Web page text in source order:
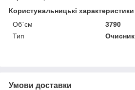
Користувальницькі характеристики
Об`єм
3790
Тип
Очисник
Умови доставки